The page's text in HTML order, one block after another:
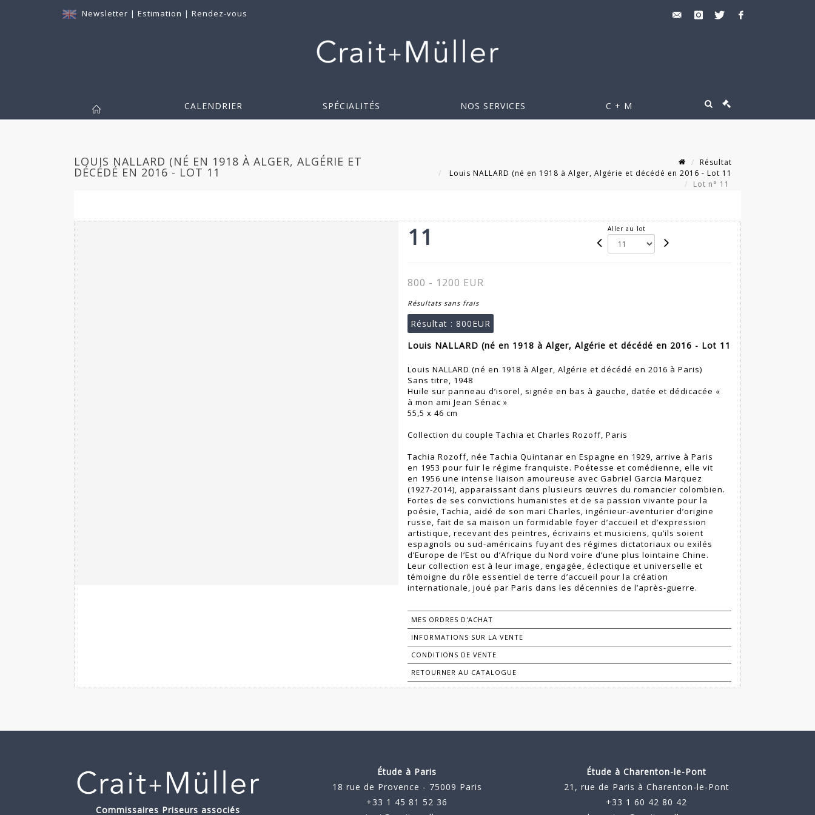
Newsletter | Estimation | Rendez-vous
CALENDRIER SPÉCIALITÉS NOS SERVICES C + M
LOUIS NALLARD (NÉ EN 1918 À ALGER, ALGÉRIE ET
DÉCÉDÉ EN 2016 - LOT 11
Résultat
Louis NALLARD (né en 1918 à Alger, Algérie et décédé en 2016 - Lot 11
Lot n° 11
11 Aller au lot
800 - 1200 EUR
Résultats sans frais
Résultat : 800EUR
Louis NALLARD (né en 1918 à Alger, Algérie et décédé en 2016 - Lot 11
Louis NALLARD (né en 1918 à Alger, Algérie et décédé en 2016 à Paris)
Sans titre, 1948
Huile sur panneau d’isorel, signée en bas à gauche, datée et dédicacée «
à mon ami Jean Sénac »
55,5 x 46 cm
Collection du couple Tachia et Charles Rozoff, Paris
Tachia Rozoff, née Tachia Quintanar en Espagne en 1929, arrive à Paris
en 1953 pour fuir le régime franquiste. Poétesse et comédienne, elle vit
en 1956 une intense liaison amoureuse avec Gabriel Garcia Marquez
(1927-2014), apparaissant dans plusieurs œuvres du romancier colombien.
Fortes de ses convictions humanistes et de sa passion vivante pour la
poésie, Tachia, aidé de son mari Charles, ingénieur-aventurier d’origine
russe, fait de sa maison un formidable foyer d’accueil et d’expression
artistique, recevant des peintres, écrivains et musiciens, qu’ils soient
espagnols ou sud-américains fuyant des régimes dictatoriaux ou exilés
d’Europe de l’Est ou d’Afrique du Nord voire d’une plus lointaine Chine.
Leur collection est à leur image, engagée, éclectique et universelle et
témoigne du rôle essentiel de terre d’accueil pour la création
internationale, joué par Paris dans les décennies de l’après-guerre.
MES ORDRES D'ACHAT
INFORMATIONS SUR LA VENTE
CONDITIONS DE VENTE
RETOURNER AU CATALOGUE
Commissaires Priseurs associés
Étude à Paris
18 rue de Provence - 75009 Paris
+33 1 45 81 52 36
Étude àCharenton-le-Pont
21, rue de Paris à Charenton-le-Pont
+33 1 60 42 80 42